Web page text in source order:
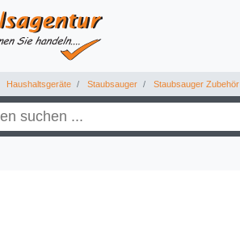
Haushaltsgeräte Staubsauger Staubsauger Zubehör